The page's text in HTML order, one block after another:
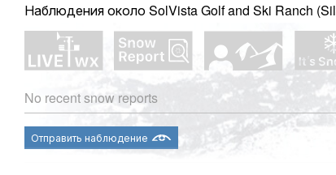
Наблюдения около SolVista Golf and Ski Ranch
No recent snow reports
Отправить наблюдение